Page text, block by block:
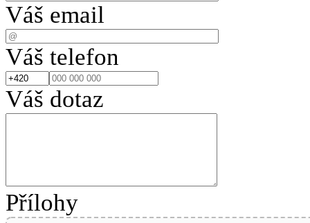
Váš email
Váš telefon
Váš dotaz
Přílohy